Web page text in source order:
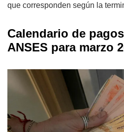
que corresponden según la
Calendario de
ANSES para marzo